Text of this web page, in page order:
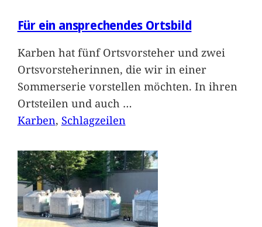
Für ein ansprechendes Ortsbild
Karben hat fünf Ortsvorsteher und zwei
Ortsvorsteherinnen, die wir in einer
Sommerserie vorstellen möchten. In ihren
Ortsteilen und auch …
Karben, Schlagzeilen